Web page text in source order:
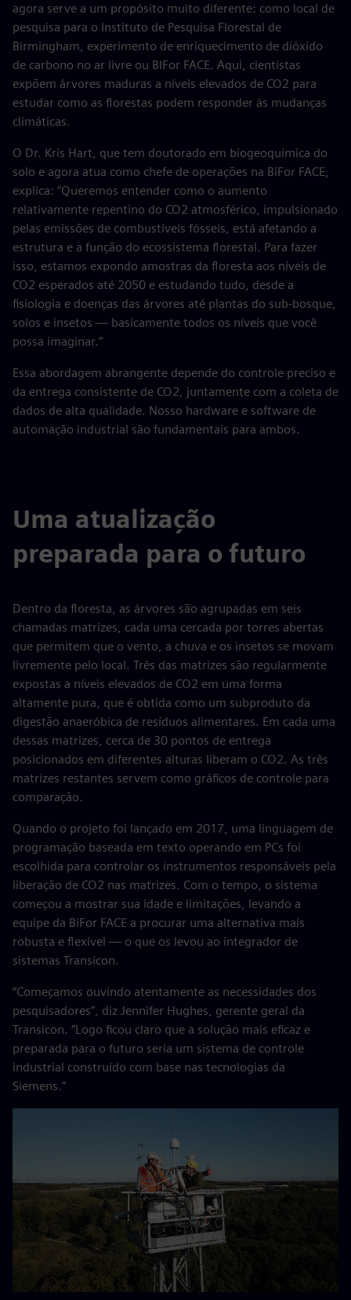
agora serve a um propósito muito diferente: como local de
pesquisa para o Instituto de Pesquisa Florestal de
Birmingham, experimento de enriquecimento de dióxido
de carbono no ar livre ou BIFor FACE. Aqui, cientistas
expõem árvores maduras a níveis elevados de CO2 para
estudar como as florestas podem responder às mudanças
climáticas.
O Dr. Kris Hart, que tem doutorado em biogeoquímica do
solo e agora atua como chefe de operações na BiFor FACE,
explica: “Queremos entender como o aumento
relativamente repentino do CO2 atmosférico, impulsionado
pelas emissões de combustíveis fósseis, está afetando a
estrutura e a função do ecossistema florestal. Para fazer
isso, estamos expondo amostras da floresta aos níveis de
CO2 esperados até 2050 e estudando tudo, desde a
fisiologia e doenças das árvores até plantas do sub-bosque,
solos e insetos — basicamente todos os níveis que você
possa imaginar.”
Essa abordagem abrangente depende do controle preciso e
da entrega consistente de CO2, juntamente com a coleta de
dados de alta qualidade. Nosso hardware e software de
automação industrial são fundamentais para ambos.
Uma atualização
preparada para o futuro
Dentro da floresta, as árvores são agrupadas em seis
chamadas matrizes, cada uma cercada por torres abertas
que permitem que o vento, a chuva e os insetos se movam
livremente pelo local. Três das matrizes são regularmente
expostas a níveis elevados de CO2 em uma forma
altamente pura, que é obtida como um subproduto da
digestão anaeróbica de resíduos alimentares. Em cada uma
dessas matrizes, cerca de 30 pontos de entrega
posicionados em diferentes alturas liberam o CO2. As três
matrizes restantes servem como gráficos de controle para
comparação.
Quando o projeto foi lançado em 2017, uma linguagem de
programação baseada em texto operando em PCs foi
escolhida para controlar os instrumentos responsáveis pela
liberação de CO2 nas matrizes. Com o tempo, o sistema
começou a mostrar sua idade e limitações, levando a
equipe da BiFor FACE a procurar uma alternativa mais
robusta e flexível — o que os levou ao integrador de
sistemas Transicon.
“Começamos ouvindo atentamente as necessidades dos
pesquisadores”, diz Jennifer Hughes, gerente geral da
Transicon. “Logo ficou claro que a solução mais eficaz e
preparada para o futuro seria um sistema de controle
industrial construído com base nas tecnologias da
Siemens.”